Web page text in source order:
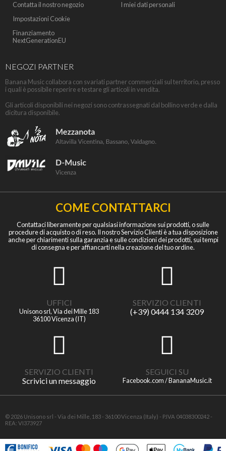
Contatta il nostro negozio
Impostazioni Cookie
Finanziamento
NextGenerationEU
I miei dati personali
NEGOZI PARTNER
Banana Music collabora con svariati partner commerciali sul territorio, presso
i quali è possibile reperire e testare gli articoli in vendita.
Gli articoli disponibili nei negozi sono contrassegnati dal bollino verde e dalla
dicitura disponibile.
COME CONTATTARCI
Contattaci liberamente per qualsiasi informazione sui prodotti, o sulle
procedure di acquisto o di reso. Il nostro Servizio Clienti è a tua disposizione
anche per chiarimenti sulla garanzia e sulle condizioni dei prodotti, sui tempi
di consegna e per affiancarti nella creazione del tuo ordine.
UFFICI
Unisono srl, Via dei Mille 183
36100 Vicenza (IT)
SERVIZIO CLIENTI
(+39) 0444 134 3209
SERVIZIO CLIENTI
Scrivici un messaggio
SEGUICI SU
Facebook.com / BananaMusic.it
© 2026 Unisono srl - Via dei Mille, 183 - 36100 Vicenza (Italy) - P.IVA 04038300242 -
REA: VI373927